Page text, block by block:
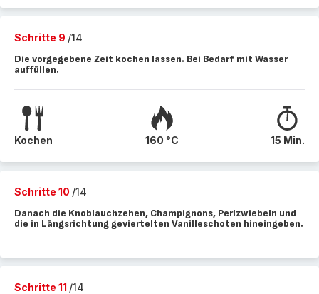
Schritte 9 /14
Die vorgegebene Zeit kochen lassen. Bei Bedarf mit Wasser
auffüllen.
Kochen 160 °C 15 Min.
Schritte 10 /14
Danach die Knoblauchzehen, Champignons, Perlzwiebeln und
die in Längsrichtung geviertelten Vanilleschoten hineingeben.
Schritte 11 /14